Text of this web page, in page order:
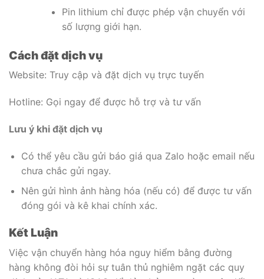
Pin lithium chỉ được phép vận chuyển với
số lượng giới hạn.
Cách đặt dịch vụ
Website: Truy cập và đặt dịch vụ trực tuyến
Hotline: Gọi ngay để được hỗ trợ và tư vấn
Lưu ý khi đặt dịch vụ
Có thể yêu cầu gửi báo giá qua Zalo hoặc email nếu
chưa chắc gửi ngay.
Nên gửi hình ảnh hàng hóa (nếu có) để được tư vấn
đóng gói và kê khai chính xác.
Kết Luận
Việc vận chuyển hàng hóa nguy hiểm bằng đường
hàng không đòi hỏi sự tuân thủ nghiêm ngặt các quy